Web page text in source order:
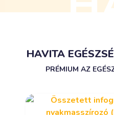
HAVITA
PRÉMIUM AZ